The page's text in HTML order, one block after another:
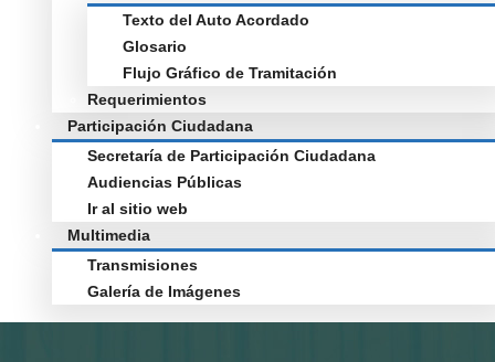
Texto del Auto Acordado
Glosario
Flujo Gráfico de Tramitación
Requerimientos
Participación Ciudadana
Secretaría de Participación Ciudadana
Audiencias Públicas
Ir al sitio web
Multimedia
Transmisiones
Galería de Imágenes